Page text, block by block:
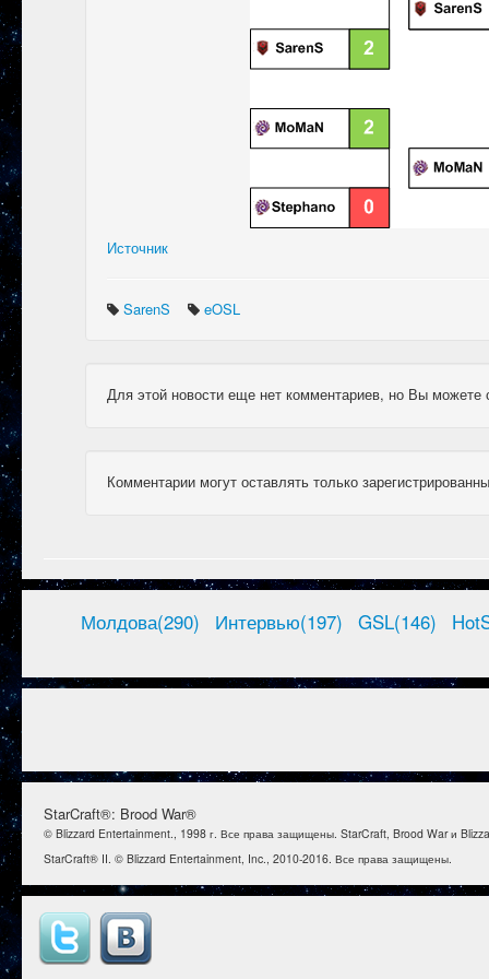
Источник
SarenS eOSL
Для этой новости еще нет комментариев, но Вы можете
Комментарии могут оставлять только
Молдова(290) Интервью(197) GSL(146)
StarCraft®: Brood War®
© Blizzard Entertainment., 1998 г. Все права защищены. StarCraft, Brood War и
StarCraft® II. © Blizzard Entertainment, Inc., 2010-2016. Все права защищены.